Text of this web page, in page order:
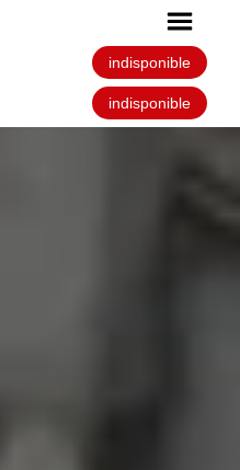
indisponible
indisponible